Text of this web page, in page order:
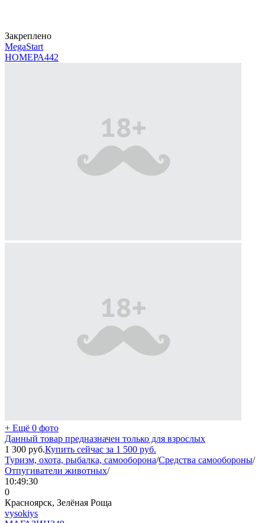
Закреплено
MegaStart
НОМЕРА442
+ Ещё 0 фото
Данный товар предназначен только для взрослых
1 300 руб.Купить сейчас за 1 500 руб.
Туризм, охота, рыбалка, самооборона/Средства самообороны/
Отпугиватели животных/
10:49:30
0
Красноярск, Зелёная Роща
vysokiys